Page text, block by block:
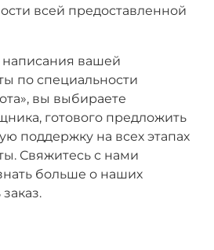
всей предоставленной
вашей
по специальности
вы выбираете
готового предложить
поддержку на всех этапах
Свяжитесь с нами
больше о наших